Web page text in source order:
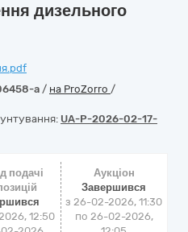
дизельного
a / на ProZorro /
UA-P-2026-02-17-
подачі
12:50
Аукціон
Завершився
з26-02-2026, 11:30
по 26-02-2026,